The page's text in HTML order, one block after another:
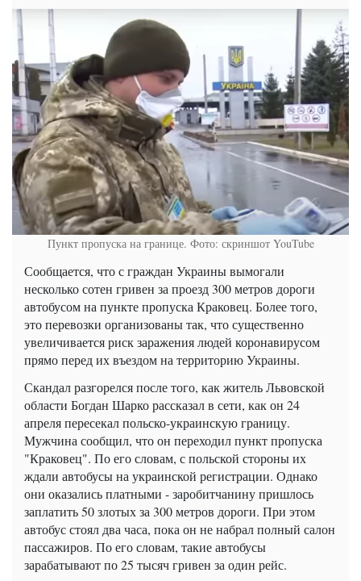
Пункт пропуска на границе. Фото: скриншот YouTube
Сообщается, что с граждан Украины вымогали
несколько сотен гривен за проезд 300 метров дороги
автобусом на пункте пропуска Краковец. Более того,
это перевозки организованы так, что существенно
увеличивается риск заражения людей коронавирусом
прямо перед их въездом на территорию Украины.
Скандал разгорелся после того, как житель Львовской
области Богдан Шарко рассказал в сети, как он 24
апреля пересекал польско-украинскую границу.
Мужчина сообщил, что он переходил пункт пропуска
"Краковец". По его словам, с польской стороны их
ждали автобусы на украинской регистрации. Однако
они оказались платными - заробитчанину пришлось
заплатить 50 злотых за 300 метров дороги. При этом
автобус стоял два часа, пока он не набрал полный салон
пассажиров. По его словам, такие автобусы
зарабатывают по 25 тысяч гривен за один рейс.